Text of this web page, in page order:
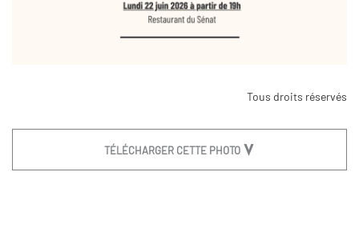
Tous droits réservés
TÉLÉCHARGER CETTE PHOTO